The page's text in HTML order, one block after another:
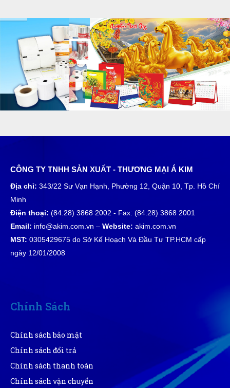
TỔNG HỢP CÁC LOẠI GIẤY IN BILL
/ IN HÓA ĐƠN PHỔ BIẾN NHẤT
23/04/2025
GIẤY IN NHIỆT HÓA ĐƠN KHÔNG
CHỨA CHẤT BPA, BPS FREE
23/04/2025
QUÀ TẶNG ĐẠI HỘI ĐẢNG BỘ
15/04/2025
SỔ TAY LÒ XO
Ô DÙ CẦM TAY
CÁC KHỔ GIẤY TRONG IN ẤN ?
CÔNG TY TNHH SẢN XUẤT - THƯƠNG MẠI Á KIM
Địa chỉ: 343/22 Sư Vạn Hạnh, Phường 12, Quận 10, Tp. Hồ Chí
Minh
Điện thoại: (84.28) 3868 2002 - Fax: (84.28) 3868 2001
Email: info@akim.com.vn – Website: akim.com.vn
MST: 0305429675 do Sở Kế Hoạch Và Đầu Tư TP.HCM cấp
ngày 12/01/2008
Chính Sách
Chính sách bảo mật
Chính sách đổi trả
Chính sách thanh toán
Chính sách vận chuyển